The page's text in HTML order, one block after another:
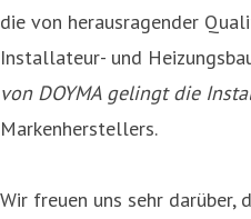
die von herausragender
Installateur- und
von DOYMA gelingt die
Markenherstellers.
Wir freuen uns sehr darüber,